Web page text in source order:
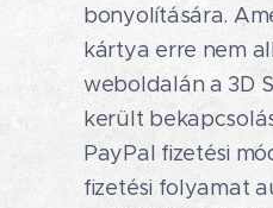
bonyolítására.
kártya erre nem
weboldalán a 3D
került
PayPal fizetési
fizetési folyamat